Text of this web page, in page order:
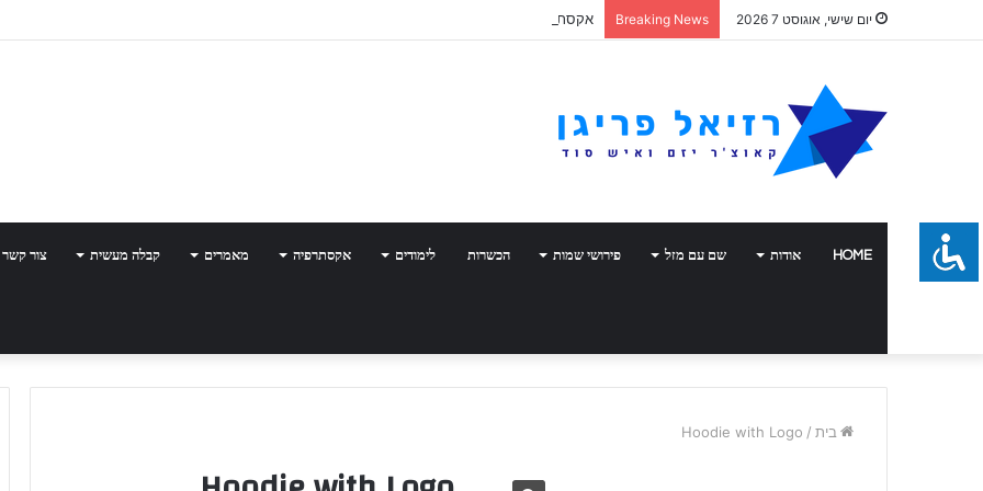
יום שישי, אוגוסט 7 2026 Breaking News אקסתרפיה
HOME אודות שם עם מזל פירושי שמות הכשרות לימודים אקסתרפיה מאמרים קבלה מעשית צור קשר
בית /
Hoodie with Logo